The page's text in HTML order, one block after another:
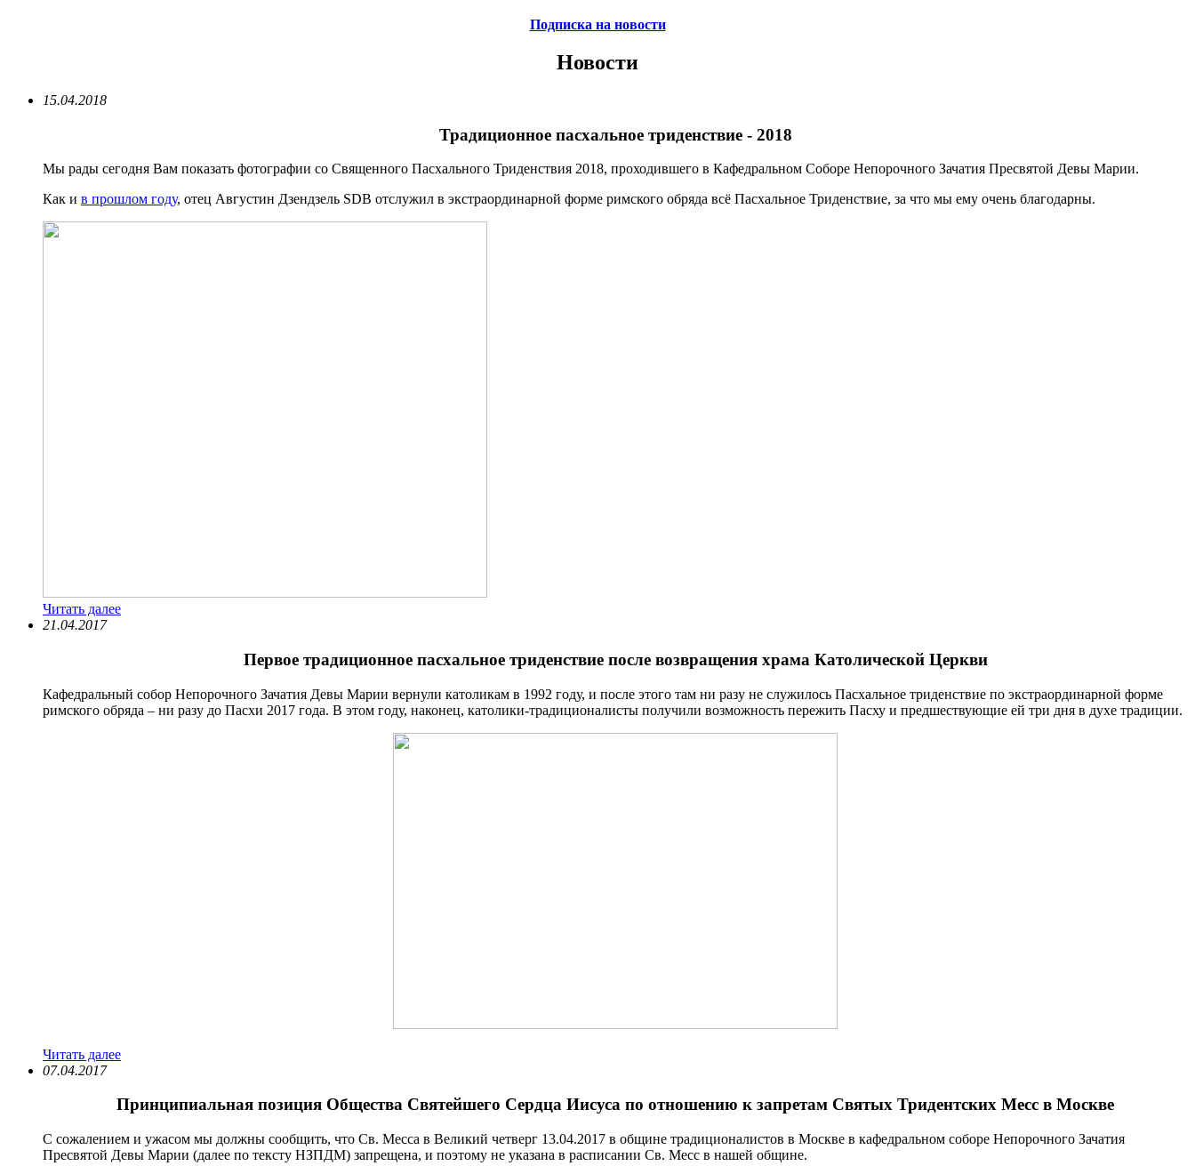
Подписка на новости
Новости
15.04.2018
Традиционное пасхальное триденствие - 2018
Мы рады сегодня Вам показать фотографии со Священного Пасхального Триденствия 2018, проходившего в Кафедральном Соборе Непорочного Зачатия Пресвятой Девы Марии.
Как и в прошлом году, отец Августин Дзендзель SDB отслужил в экстраординарной форме римского обряда всё Пасхальное Триденствие, за что мы ему очень благодарны.
Читать далее
21.04.2017
Первое традиционное пасхальное триденствие после возвращения храма Католической Церкви
Кафедральный собор Непорочного Зачатия Девы Марии вернули католикам в 1992 году, и после этого там ни разу не служилось Пасхальное триденствие по экстраординарной форме
римского обряда – ни разу до Пасхи 2017 года. В этом году, наконец, католики-традиционалисты получили возможность пережить Пасху и предшествующие ей три дня в духе традиции.
Читать далее
07.04.2017
Принципиальная позиция Общества Святейшего Сердца Иисуса по отношению к запретам Святых Тридентских Месс в Москве
С сожалением и ужасом мы должны сообщить, что Св. Месса в Великий четверг 13.04.2017 в общине традиционалистов в Москве в кафедральном соборе Непорочного Зачатия
Пресвятой Девы Марии (далее по тексту НЗПДМ) запрещена, и поэтому не указана в расписании Св. Месс в нашей общине.